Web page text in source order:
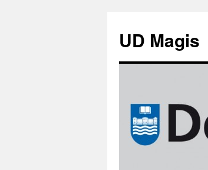
contenido
UD Magis